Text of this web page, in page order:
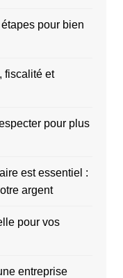
pour bien
fiscalité et
pour plus
est essentiel :
argent
pour vos
entreprise